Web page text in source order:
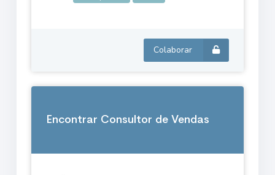
Colaborar
Encontrar Consultor de Vendas